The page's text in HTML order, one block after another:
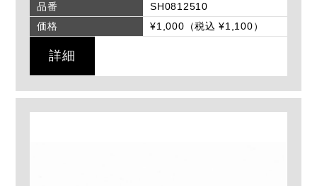
品番
SH0812510
価格
¥1,000（税込 ¥1,100）
詳細